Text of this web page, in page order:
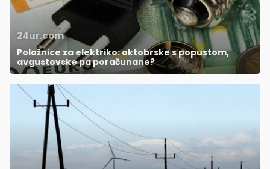
24ur.com
Položnice za elektriko: oktobrske s popustom,
avgustovske pa poračunane?